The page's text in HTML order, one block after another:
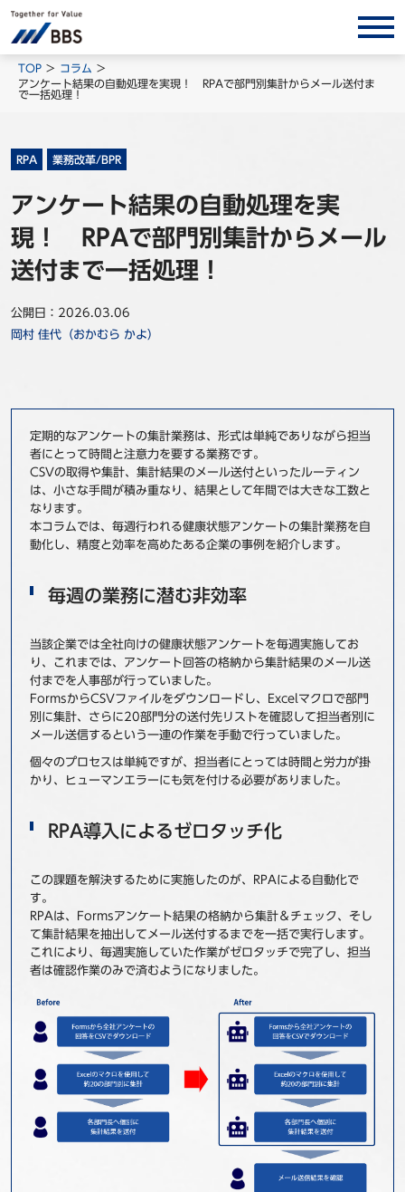
株主・投資家情報 採用情報
サービス/ソリューション
インサイト
コラム
ホワイトペーパー
事例
セミナ−
ニュース
TOP
コラム
アンケート結果の自動処理を実現！ RPAで部門別集計からメール送付ま
で一括処理！
RPA 業務改革/BPR
アンケート結果の自動処理を実
現！ RPAで部門別集計からメール
送付まで一括処理！
公開日：2026.03.06
岡村 佳代（おかむら かよ）
定期的なアンケートの集計業務は、形式は単純でありながら担当
者にとって時間と注意力を要する業務です。
CSVの取得や集計、集計結果のメール送付といったルーティン
は、小さな手間が積み重なり、結果として年間では大きな工数と
なります。
本コラムでは、毎週行われる健康状態アンケートの集計業務を自
動化し、精度と効率を高めたある企業の事例を紹介します。
毎週の業務に潜む非効率
当該企業では全社向けの健康状態アンケートを毎週実施してお
り、これまでは、アンケート回答の格納から集計結果のメール送
付までを人事部が行っていました。
FormsからCSVファイルをダウンロードし、Excelマクロで部門
別に集計、さらに20部門分の送付先リストを確認して担当者別に
メール送信するという一連の作業を手動で行っていました。
個々のプロセスは単純ですが、担当者にとっては時間と労力が掛
かり、ヒューマンエラーにも気を付ける必要がありました。
RPA導入によるゼロタッチ化
この課題を解決するために実施したのが、RPAによる自動化で
す。
RPAは、Formsアンケート結果の格納から集計＆チェック、そし
て集計結果を抽出してメール送付するまでを一括で実行します。
これにより、毎週実施していた作業がゼロタッチで完了し、担当
者は確認作業のみで済むようになりました。